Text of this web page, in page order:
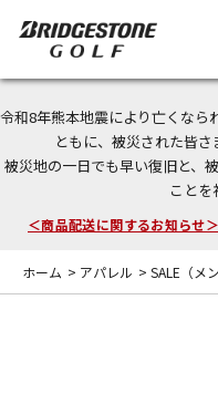
令和8年熊本地震により亡くなら
ともに、被災された皆さ
被災地の一日でも早い復旧と、
ことを
＜夏季休暇中のご注文・発送
今なら新規会員登録で1,000
＜商品配送に関するお知らせ＞
ホーム > アパレル > SALE（メ